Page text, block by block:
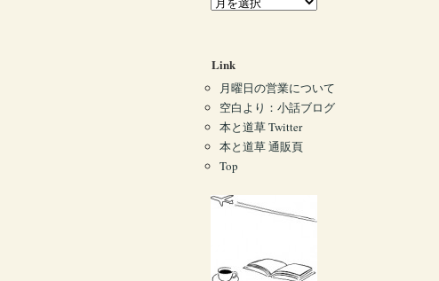
Link
月曜日の営業について
空白より：小話ブログ
本と道草 Twitter
本と道草 通販頁
Top